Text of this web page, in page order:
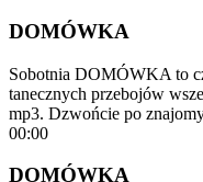
DOMÓWKA
Sobotnia DOMÓWKA to
tanecznych przebojów
mp3. Dzwońcie po
00:00
DOMÓWKA